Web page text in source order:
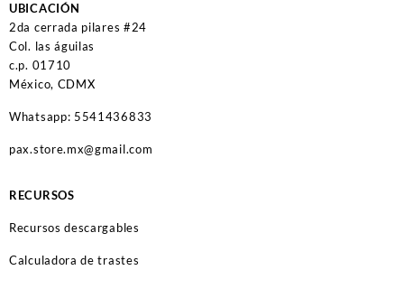
UBICACIÓN
2da cerrada pilares #24
Col. las águilas
c.p. 01710
México, CDMX
Whatsapp: 5541436833
pax.store.mx@gmail.com
RECURSOS
Recursos descargables
Calculadora de trastes